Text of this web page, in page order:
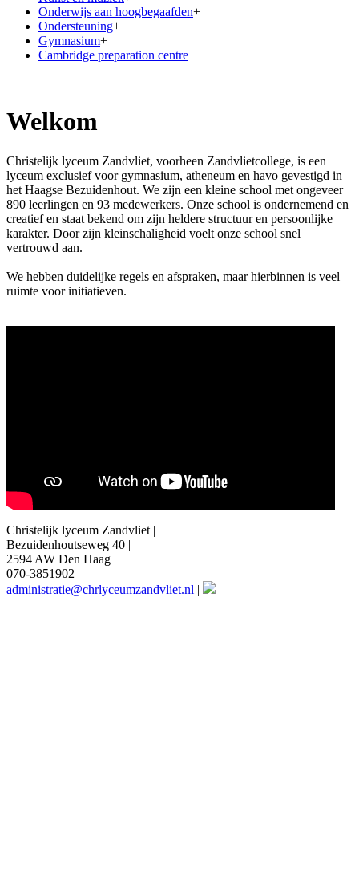
Onderwijs aan hoogbegaafden+
Ondersteuning+
Gymnasium+
Cambridge preparation centre+
Welkom
Christelijk lyceum Zandvliet, voorheen Zandvlietcollege, is een
lyceum exclusief voor gymnasium, atheneum en havo gevestigd in
het Haagse Bezuidenhout. We zijn een kleine school met ongeveer
890 leerlingen en 93 medewerkers. Onze school is ondernemend en
creatief en staat bekend om zijn heldere structuur en persoonlijke
karakter. Door zijn kleinschaligheid voelt onze school snel
vertrouwd aan.
We hebben duidelijke regels en afspraken, maar hierbinnen is veel
ruimte voor initiatieven.
Christelijk lyceum Zandvliet |
Bezuidenhoutseweg 40 |
2594 AW Den Haag |
070-3851902 |
administratie@chrlyceumzandvliet.nl |